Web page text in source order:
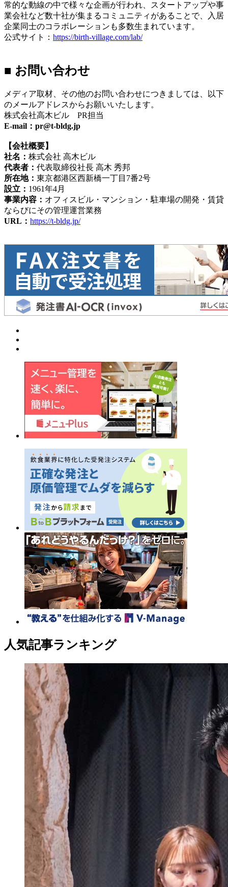
常的な動線の中で様々な企画が行われ、スタートアップや事
業会社など数十社が集まるコミュニティがあることで、入居
企業同士のコラボレーションも多数生まれています。
公式サイト： https://birth-village.com/lab/
■ お問い合わせ
メディア取材、その他のお問い合わせにつきましては、以下
のメールアドレスからお願いいたします。
株式会社高木ビル PR担当
E-mail：pr@t-bldg.jp
【会社概要】
社名： 株式会社 高木ビル
代表者： 代表取締役社長 高木 秀邦
所在地： 東京都港区西新橋一丁目7番2号
設立： 1961年4月
事業内容： オフィスビル・マンション・駐車場の開発・賃貸
ならびにその管理運営業務
URL： https://t-bldg.jp/
人気記事ランキング